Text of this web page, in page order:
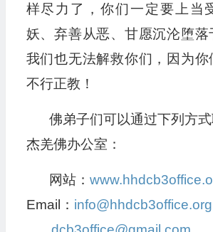
样尽力了，你们一定要上当
妖、弃善从恶、甘愿沉沦堕落
我们也无法解救你们，因为你
不行正教！
佛弟子们可以通过下列方
杰羌佛办公室：
网站：
Email： info@hhdcb3office.org